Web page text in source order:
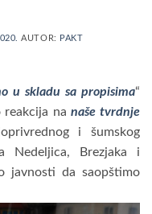
AUTOR: PAKT
u skladu sa propisima“
na naše tvrdnje
i šumskog
Nedeljica, Brezjaka i
javnosti da saopštimo